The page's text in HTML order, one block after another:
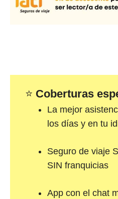
⭐ Coberturas
La mejor
los días y en tu
Seguro de viaje
SIN franquicias
App con el chat